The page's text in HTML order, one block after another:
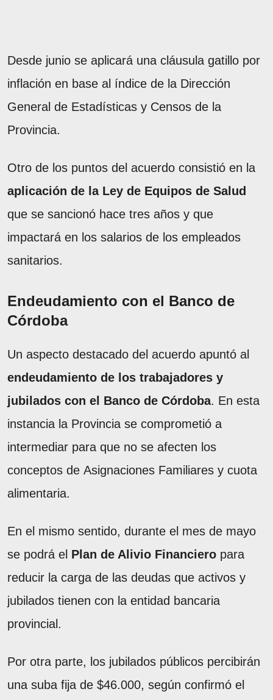
Desde junio se aplicará una cláusula gatillo por
inflación en base al índice de la Dirección
General de Estadísticas y Censos de la
Provincia.
Otro de los puntos del acuerdo consistió en la
aplicación de la Ley de Equipos de Salud
que se sancionó hace tres años y que
impactará en los salarios de los empleados
sanitarios.
Endeudamiento con el Banco de
Córdoba
Un aspecto destacado del acuerdo apuntó al
endeudamiento de los trabajadores y
jubilados con el Banco de Córdoba. En esta
instancia la Provincia se comprometió a
intermediar para que no se afecten los
conceptos de Asignaciones Familiares y cuota
alimentaria.
En el mismo sentido, durante el mes de mayo
se podrá el Plan de Alivio Financiero para
reducir la carga de las deudas que activos y
jubilados tienen con la entidad bancaria
provincial.
Por otra parte, los jubilados públicos percibirán
una suba fija de $46.000, según confirmó el